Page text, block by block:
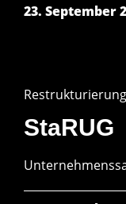
23. September
Restrukturierung
StaRUG